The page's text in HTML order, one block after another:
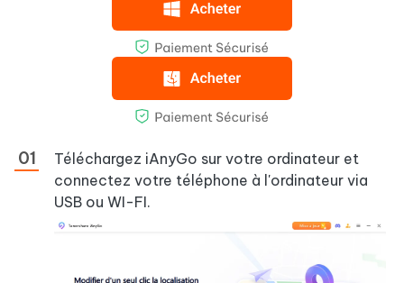
Téléchargez iAnyGo sur votre ordinateur et
connectez votre téléphone à l'ordinateur via
USB ou WI-FI.